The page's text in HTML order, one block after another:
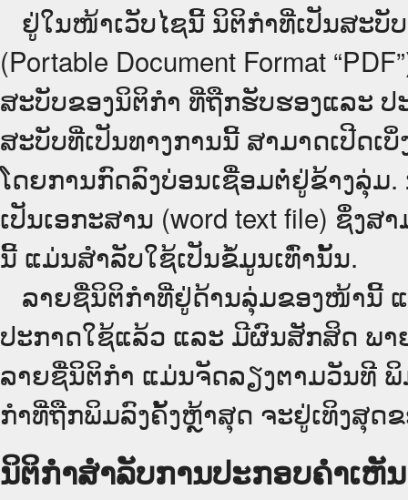
ຢູ່ໃນໜ້າ​ເວັບ​ໄຊ​ນີ້ ນິຕິກຳທີ່ເປັນສະບັ
(Portable Document Format
ສະບັບຂອງນິຕິກໍາ ທີ່ຖືກຮັບຮອງແລະ
ສະບັບທີ່ເປັນທາງການນີ້ ສາມາດເປີດເ
ໂດຍການກົດລົງບ່ອນເຊື່ອມຕໍ່ຢູ່ຂ້າງລຸ່ມ
ເປັນເອກະສານ (word text file) ຊຶ່ງ
ນີ້ ແມ່ນສຳລັບໃຊ້ເປັນຂໍ້ມູນເທົ່ານັ້ນ.
ລາຍຊື່ນິຕິກຳທີ່ຢູ່ດ້ານລຸ່ມຂອງໜ້ານີ້
ປະກາດໃຊ້ແລ້ວ ແລະ ມີຜົນສັກສິດ ພ
ລາຍຊື່ນິຕິກຳ ແມ່ນຈັດລຽງຕາມວັນທີ
ກຳທີ່ຖືກພິມລົງຄັ້ງຫຼ້າສຸດ ຈະຢູ່ເທິງສຸດ
ນິຕິກຳສຳລັບການປະກອບຄຳເຫັນ